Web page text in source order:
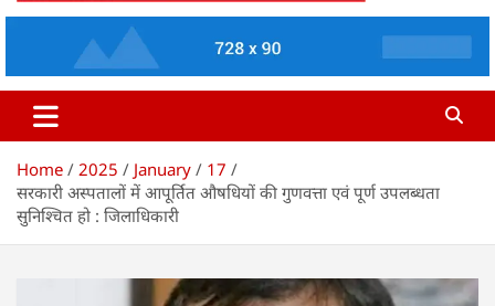
Apradh Prahari
www.apradhprahari.in
Home 2025 January
17
सरकारी अस्पतालों में आपूर्तित औषधियों की गुणवत्ता एवं पूर्ण उपलब्धता
सुनिश्चित हो : जिलाधिकारी